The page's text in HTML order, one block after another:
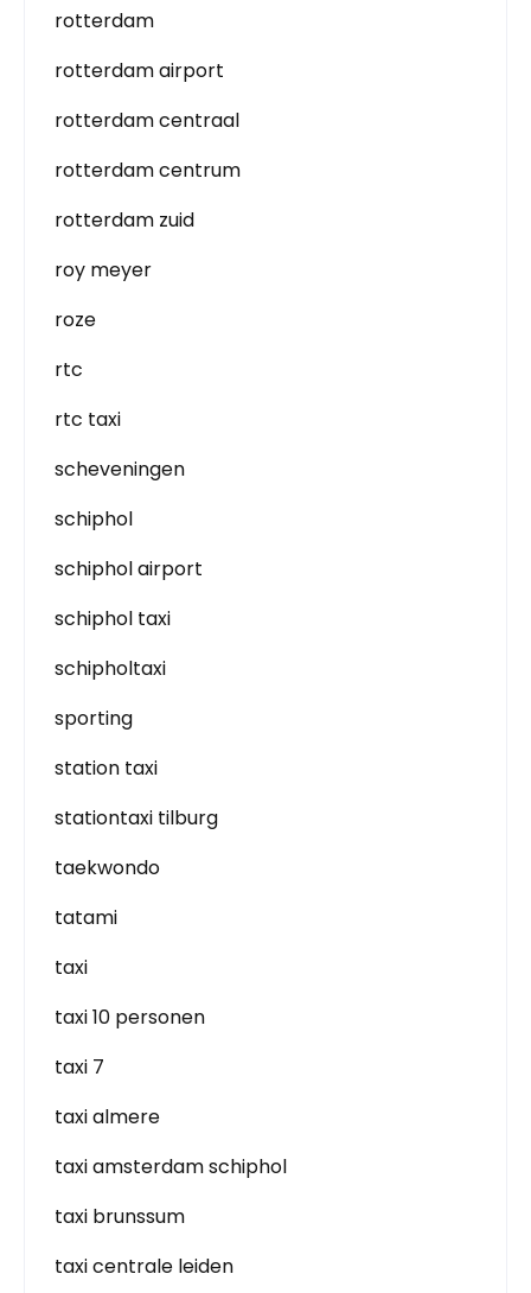
rotterdam
rotterdam airport
rotterdam centraal
rotterdam centrum
rotterdam zuid
roy meyer
roze
rtc
rtc taxi
scheveningen
schiphol
schiphol airport
schiphol taxi
schipholtaxi
sporting
station taxi
stationtaxi tilburg
taekwondo
tatami
taxi
taxi 10 personen
taxi 7
taxi almere
taxi amsterdam schiphol
taxi brunssum
taxi centrale leiden